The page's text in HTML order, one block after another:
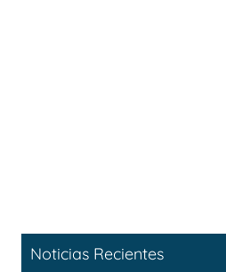
Noticias Recientes